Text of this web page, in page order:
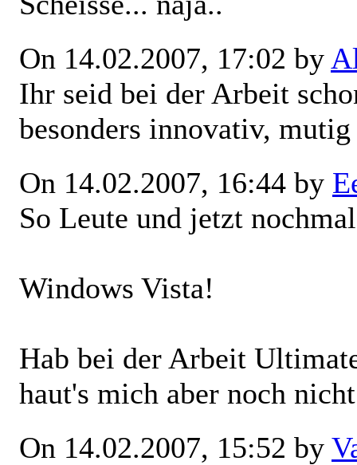
On 14.02.2007, 17:02 by
Ihr seid bei der Arbeit
besonders innovativ,
On 14.02.2007, 16:44 by
So Leute und jetzt
Windows Vista!
Hab bei der Arbeit
haut's mich aber noch
On 14.02.2007, 15:52 by